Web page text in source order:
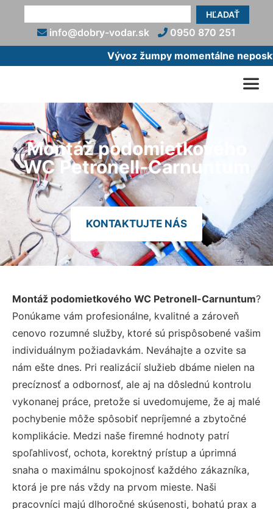
HĽADAŤ
info@dobry-vodar.sk
0950 870 251
Vývoz žumpy momentálne
Montáž podomietkového
WC Petronell-Carnuntum
KONTAKTUJTE NÁS
Montáž podomietkového WC Petronell-Carnuntum?
Ponúkame vám profesionálne, kvalitné a zároveň
cenovo rozumné služby, ktoré sú prispôsobené vašim
individuálnym požiadavkám. Neváhajte a ozvite sa
nám ešte dnes. Pri realizácií služieb dbáme nielen na
precíznosť a odbornosť, ale aj na dôslednú kontrolu
vykonanej práce, pretože si uvedomujeme, že aj malé
pochybenie môže spôsobiť nepríjemné a zbytočné
komplikácie. Medzi naše firemné hodnoty patrí
spoľahlivosť, ochota, korektný prístup a úprimná
snaha o maximálnu spokojnosť každého zákazníka,
ktorá je pre nás vždy na prvom mieste. Naši
pracovníci majú dlhoročné skúsenosti, bohatú prax a